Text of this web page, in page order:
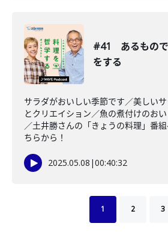
#41 あるもので
をする
サラダがおいしい季節です／美しい
とクリエイション／魚の煮付けのお
／土井勝さんの「きょうの料理」番
ちらから！
2025.05.08 |00:40:32
1 2 3